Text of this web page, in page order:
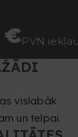
€PVN
vislabāk
un telpai.